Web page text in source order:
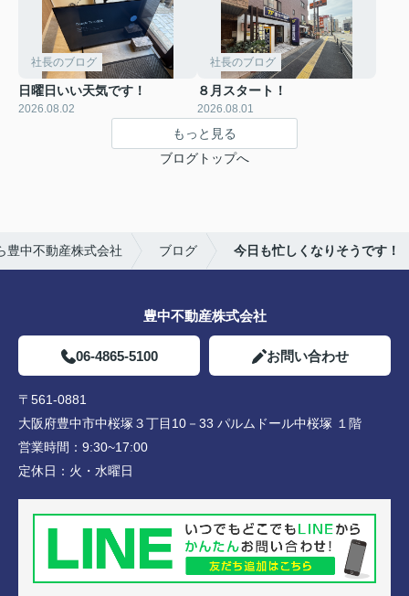
社長のブログ
日曜日いい天気です！
2026.08.02
社長のブログ
８月スタート！
2026.08.01
もっと見る
ブログトップへ
豊中不動産株式会社 ブログ 今日も忙しくなりそうです！
豊中不動産株式会社
06-4865-5100 お問い合わせ
〒561-0881
大阪府豊中市中桜塚３丁目10－33 パルムドール中桜塚 １階
営業時間： 9:30~17:00
定休日： 火・水曜日